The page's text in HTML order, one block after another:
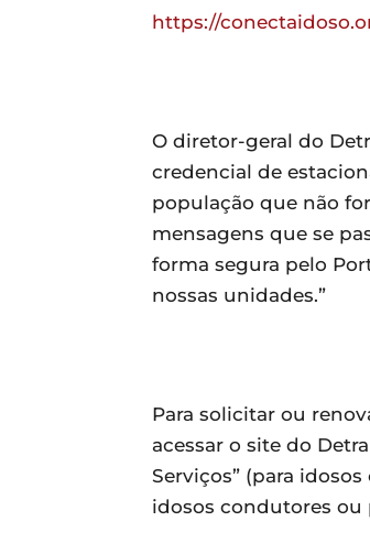
https://
O diretor-geral do
credencial de
população que não
mensagens que se
forma segura pelo
nossas unidades.”
Para solicitar ou
acessar o site do
Serviços” (para
idosos condutores ou